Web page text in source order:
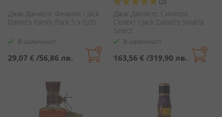
Джак Даниелс Фемили / Jack
Daniel's Family Pack 5 x 0,05
В наличност
29,07 € /56,86 лв.
100%
Джак Даниелс Синатра
Селект / Jack Daniel's Sinatra
Select
В наличност
163,56 € /319,90 лв.